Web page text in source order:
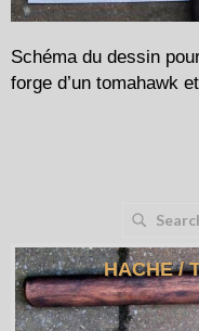
Schéma du dessin
forge d’un tomahawk
HACHE /